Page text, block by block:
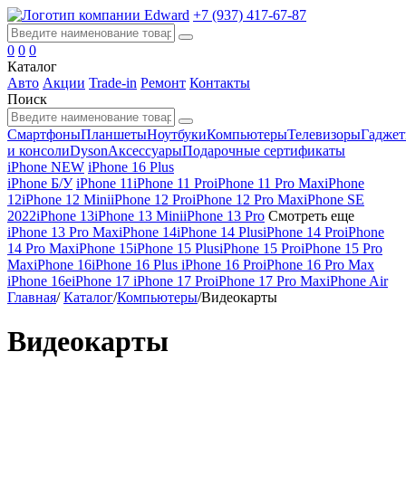
+7 (937) 417-67-87
0 0 0
Каталог
Авто Акции Trade-in Ремонт Контакты
Поиск
СмартфоныПланшетыНоутбукиКомпьютерыТелевизоры
и консолиDysonАксессуарыПодарочные сертификаты
iPhone NEW iPhone 16 Plus
iPhone Б/У iPhone 11iPhone 11 ProiPhone 11 Pro MaxiPhone
12iPhone 12 MiniiPhone 12 ProiPhone 12 Pro MaxiPhone SE
2022iPhone 13iPhone 13 MiniiPhone 13 Pro Смотреть еще
iPhone 13 Pro MaxiPhone 14iPhone 14 PlusiPhone 14 ProiPhone
14 Pro MaxiPhone 15iPhone 15 PlusiPhone 15 ProiPhone 15 Pro
MaxiPhone 16iPhone 16 Plus iPhone 16 ProiPhone 16 Pro Max
iPhone 16eiPhone 17 iPhone 17 ProiPhone 17 Pro MaxiPhone Air
Главная/ Каталог/Компьютеры/Видеокарты
Видеокарты